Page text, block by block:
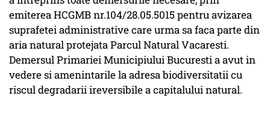
emiterea HCGMB nr.104/28.05.5015 pentru avizarea
suprafetei administrative care urma sa faca parte din
aria natural protejata Parcul Natural Vacaresti.
Demersul Primariei Municipiului Bucuresti a avut in
vedere si amenintarile la adresa biodiversitatii cu
riscul degradarii ireversibile a capitalului natural.